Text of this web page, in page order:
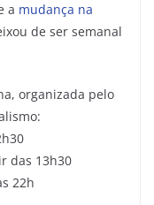
a mudança na
de ser semanal
organizada pelo
das 13h30
22h